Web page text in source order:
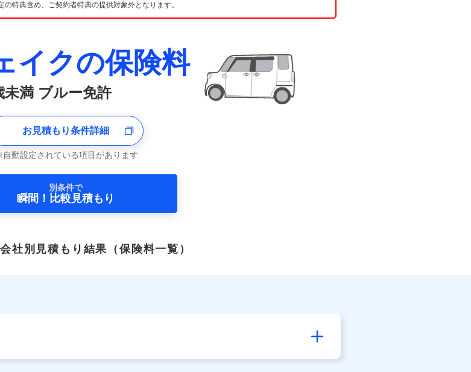
特典含め、ご契約者特典の提供対象外となります。
イクの保険料
未満 ブルー免許
お見積もり条件詳細
自動設定されている項目があります
別条件で
瞬間！比較見積もり
社別見積もり結果 （保険料一覧）